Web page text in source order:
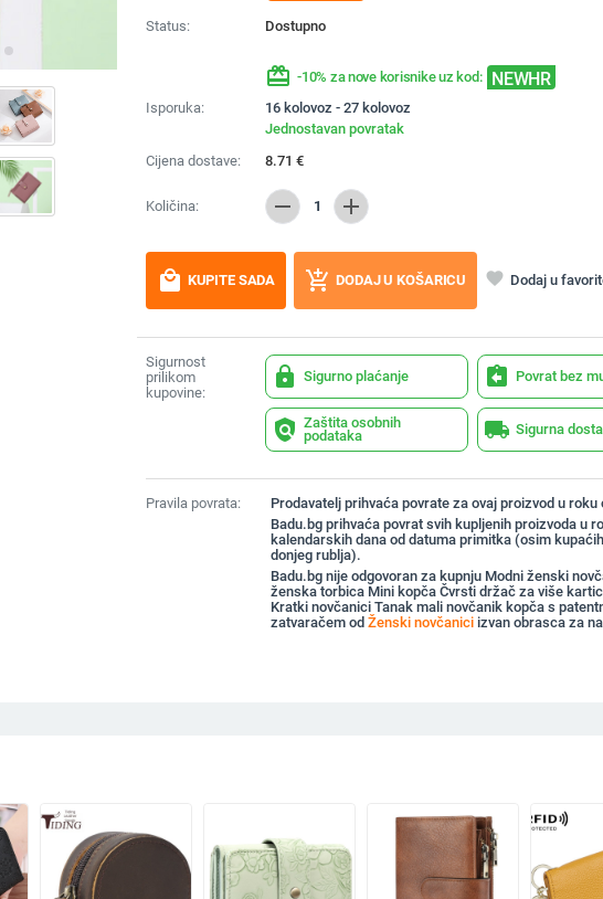
Status: Dostupno
redeem -10% za nove korisnike uz kod: NEWHR
Isporuka:
16 kolovoz - 27 kolovoz
Jednostavan povratak
Cijena dostave:
8.71 €
Količina: remove 1 add
local_mall KUPITE SADA add_shopping_cart DODAJ U KOŠARICU favorite Dodaj u
Sigurnost
prilikom
kupovine:
lock Sigurno plaćanje assignment_return Povrat bez
policy Zaštita osobnih
podataka
local_shipping Sigurna
Pravila povrata:
Prodavatelj prihvaća povrate za ovaj proizvod u roku
Badu.bg prihvaća povrat svih kupljenih proizvoda u
kalendarskih dana od datuma primitka (osim
donjeg rublja).
Badu.bg nije odgovoran za kupnju Modni ženski
ženska torbica Mini kopča Čvrsti držač za više
Kratki novčanici Tanak mali novčanik kopča s
zatvaračem od Ženski novčaniciizvan obrasca za